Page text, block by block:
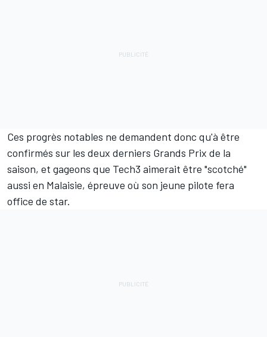
Ces progrès notables ne demandent donc qu'à être
confirmés sur les deux derniers Grands Prix de la
saison, et gageons que Tech3 aimerait être "scotché"
aussi en Malaisie, épreuve où son jeune pilote fera
office de star.